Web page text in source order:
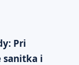
Pri
sanitka i